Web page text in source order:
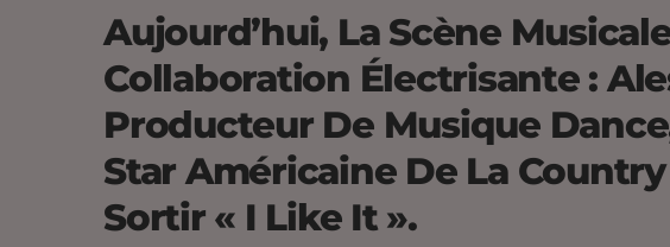
Aujourd’hui, La Scène
Collaboration Électrisante :
Producteur De Musique
Star Américaine De La
Sortir « I Like It ».